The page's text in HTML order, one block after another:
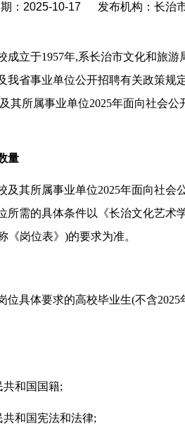
期：2025-10-17 发布机构：长治
成立于1957年,系长治市文化和旅
我省事业单位公开招聘有关政策规
其所属事业单位2025年面向社会
量
及其所属事业单位2025年面向社会
所需的具体条件以《长治文化艺术
《岗位表》)的要求为准。
位具体要求的高校毕业生(不含
和国国籍;
和国宪法和法律;